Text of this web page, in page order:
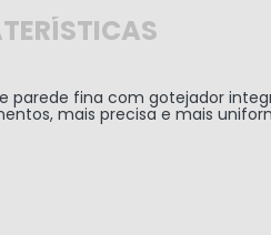
parede fina com gotejador
mais precisa e mais